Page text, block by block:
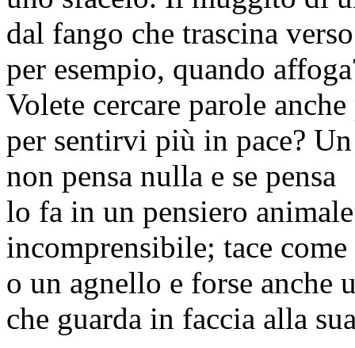
dal fango che trascina
per esempio, quando
Volete cercare parole
per sentirvi più in pace?
non pensa nulla e se pensa
lo fa in un pensiero animale
incomprensibile; tace come
o un agnello e forse anche
che guarda in faccia alla